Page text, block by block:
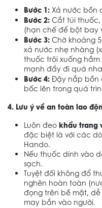
Bước 1: Xả nước bồn
Bước 2: Cắt túi
(hạn chế để bột bay
Bước 3: Chờ khoảng
xả nước nhẹ nhàng
thuốc trôi xuống
mạnh đẩy đi quá
Bước 4: Đậy nắp bồn
bốc lên trong quá
4. Lưu ý về an toàn lao
Luôn đeo khẩu trang
đặc biệt là với các
Hando.
Nếu thuốc dính vào
sạch.
Tuyệt đối không đổ
nghẽn hoàn toàn
đọng trên bề mặt,
may bắn vào người.